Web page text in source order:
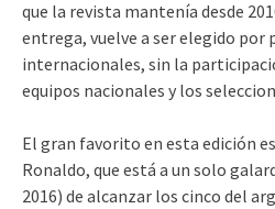
que la revista mantenía desde
entrega, vuelve a ser elegido por
internacionales, sin la
equipos nacionales y los
El gran favorito en esta edición
Ronaldo, que está a un solo
2016) de alcanzar los cinco del